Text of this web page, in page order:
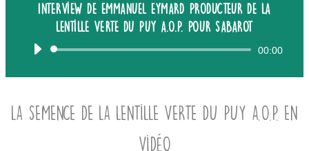
Interview de Emmanuel Eymard producteur de La
lentille verte du Puy A.O.P. pour Sabarot
Lecteur
00:00
La semence de la lentille verte du puy A.O.P. en
vidéo